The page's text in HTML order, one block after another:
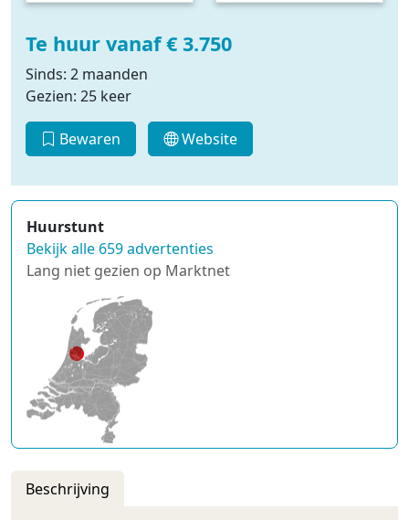
Te huur vanaf € 3.750
Sinds: 2 maanden
Gezien: 25 keer
Bewaren Website
Huurstunt
Bekijk alle 659 advertenties
Lang niet gezien op Marktnet
Beschrijving